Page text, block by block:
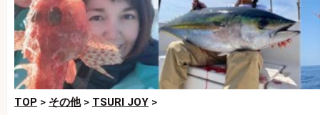
TOP > その他> TSURI JOY >